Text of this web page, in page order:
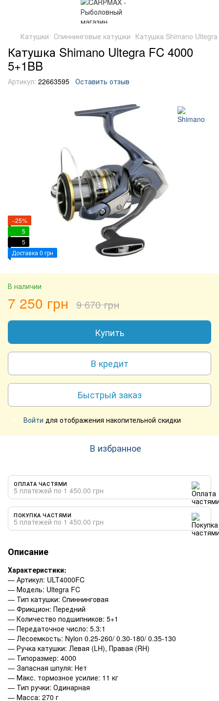
Катушки Спиннинговые катушки Катушка Shimano
Катушка Shimano Ultegra FC 4000
5+1BB
Артикул: 22663595 Оставить отзыв
−25%
5
5
Доставка 0 грн
В наличии
7 250 грн 9 670 грн
Купить
В кредит
Быстрый заказ
% Войти для отображения накопительной скидки
В избранное
ОПЛАТА ЧАСТЯМИ
5 платежей по 1 450.00 грн
ПОКУПКА ЧАСТЯМИ
5 платежей по 1 450.00 грн
Описание
Характеристики:
— Артикул: ULT4000FC
— Модель: Ultegra FC
— Тип катушки: Спиннинговая
— Фрикцион: Передний
— Количество подшипников: 5+1
— Передаточное число: 5.3:1
— Лесоемкость: Nylon 0.25-260/ 0.30-180/ 0.35-130
— Ручка катушки: Левая (LH), Правая (RH)
— Типоразмер: 4000
— Запасная шпуля: Нет
— Макс. тормозное усилие: 11 кг
— Тип ручки: Одинарная
— Масса: 270 г